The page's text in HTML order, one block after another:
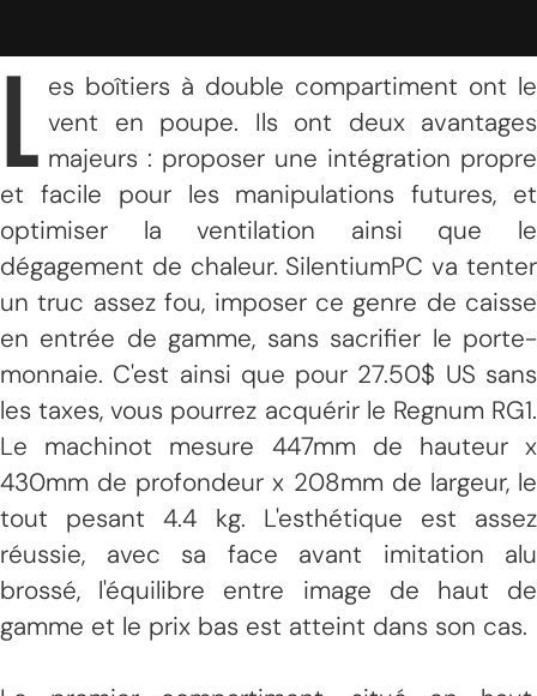
L
es boîtiers à double compartiment ont le
vent en poupe. Ils ont deux avantages
majeurs : proposer une intégration propre
et facile pour les manipulations futures, et
optimiser la ventilation ainsi que le
dégagement de chaleur. SilentiumPC va tenter
un truc assez fou, imposer ce genre de caisse
en entrée de gamme, sans sacrifier le porte-
monnaie. C'est ainsi que pour 27.50$ US sans
les taxes, vous pourrez acquérir le Regnum RG1.
Le machinot mesure 447mm de hauteur x
430mm de profondeur x 208mm de largeur, le
tout pesant 4.4 kg. L'esthétique est assez
réussie, avec sa face avant imitation alu
brossé, l'équilibre entre image de haut de
gamme et le prix bas est atteint dans son cas.